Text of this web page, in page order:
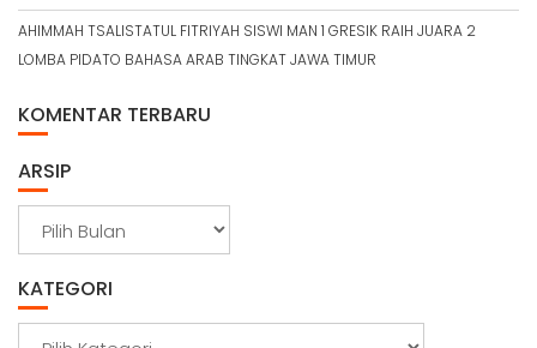
AHIMMAH TSALISTATUL FITRIYAH SISWI MAN 1 GRESIK RAIH JUARA 2
LOMBA PIDATO BAHASA ARAB TINGKAT JAWA TIMUR
KOMENTAR TERBARU
ARSIP
i
KATEGORI